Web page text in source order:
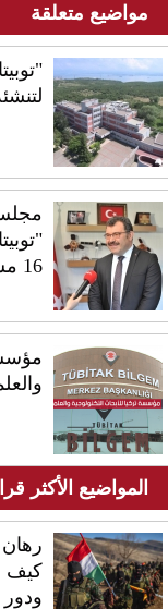
مواضيع متعلقة
16 مشروعًا لإنتاج لقاحات
المواضيع الأكثر
رهان
كيف